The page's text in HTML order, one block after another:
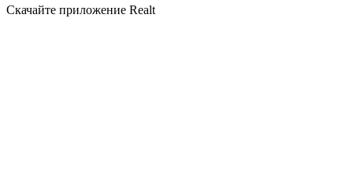
Скачайте приложение Realt